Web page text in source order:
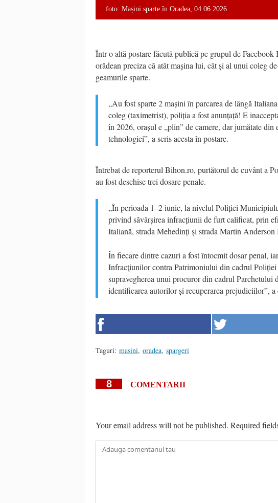
foto: Mașini sparte în Oradea, 04.06.2026
Într-o altă postare făcută publică pe grupul de
orădean preciza că atât mașina lui, cât și al unui coleg
geamurile sparte.
„Au fost sparte 2 mașini în parcarea de lângă
coleg (taximetrist), poliția a fost anunțață! E
în 2026, orașul e „plin” de camere, dar jumătate
tehnologiei”, a scris acesta în postare.
Întrebat de reporterul Bihon.ro, purtătorul de cuvânt a
au fost deschise trei dosare penale.
„În perioada 1–2 iunie, la nivelul Poliției
privind săvârșirea infracțiunii de furt calificat, prin
Italiană, strada Mehedinți și strada Martin
În fiecare dintre cazuri a fost întocmit dosar penal,
Infracţiunilor contra Patrimoniului din cadrul
supravegherea unui procuror din cadrul Parchetului
identificarea autorilor și recuperarea prejudiciilor”,
Taguri: masini, oradea, spargeri
8 COMENTARII
Your email address will not be published. Required